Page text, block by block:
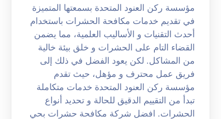
مؤسسة ركن العنود المتحدة بسمعتها المتميزة
في تقديم خدمات مكافحة الحشرات باستخدام
أحدث التقنيات و الأساليب العلمية، مما يضمن
القضاء التام على الحشرات و خلق بيئة خالية
من المشاكل. لكن يعود الفضل في ذلك إلى
فريق عمل محترف و مؤهل، حيث تقدم
مؤسسة ركن العنود المتحدة خدمات متكاملة
تبدأ من التقييم الدقيق للحالة و تحديد أنواع
الحشرات. افضل شركة مكافحة حشرات بحي